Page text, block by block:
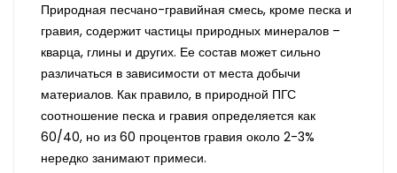
Природная песчано-гравийная смесь, кроме песка и
гравия, содержит частицы природных минералов –
кварца, глины и других. Ее состав может сильно
различаться в зависимости от места добычи
материалов. Как правило, в природной ПГС
соотношение песка и гравия определяется как
60/40, но из 60 процентов гравия около 2-3%
нередко занимают примеси.